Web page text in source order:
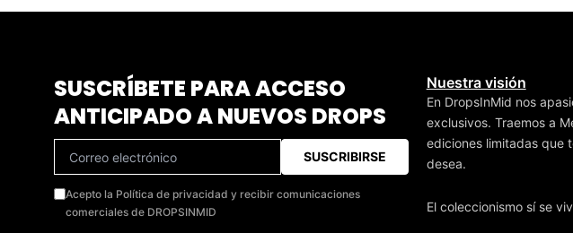
SUSCRÍBETE PARA ACCESO
ANTICIPADO A NUEVOS DROPS
SUSCRIBIRSE
Acepto la Política de privacidad y recibir comunicaciones
comerciales de DROPSINMID
Nuestra visión
En DropsInMid nos
exclusivos. Traemos a
ediciones limitadas que
desea.
El coleccionismo sí se